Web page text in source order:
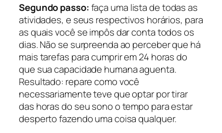
Segundo passo:faça uma lista de todas as
atividades, e seus respectivos horários, para
as quais você se impôs dar conta todos os
dias. Não se surpreenda ao perceber que há
mais tarefas para cumprir em 24 horas do
que sua capacidade humana aguenta.
Resultado: repare como você
necessariamente teve que optar por tirar
das horas do seu sono o tempo para estar
desperto fazendo uma coisa qualquer.